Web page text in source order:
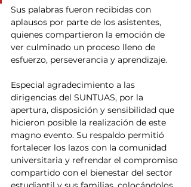
Sus palabras fueron recibidas con
aplausos por parte de los asistentes,
quienes compartieron la emoción de
ver culminado un proceso lleno de
esfuerzo, perseverancia y aprendizaje.
Especial agradecimiento a las
dirigencias del SUNTUAS, por la
apertura, disposición y sensibilidad que
hicieron posible la realización de este
magno evento. Su respaldo permitió
fortalecer los lazos con la comunidad
universitaria y refrendar el compromiso
compartido con el bienestar del sector